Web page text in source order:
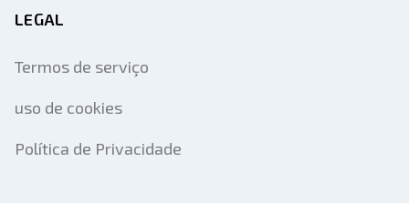
LEGAL
Termos de serviço
uso de cookies
Política de Privacidade